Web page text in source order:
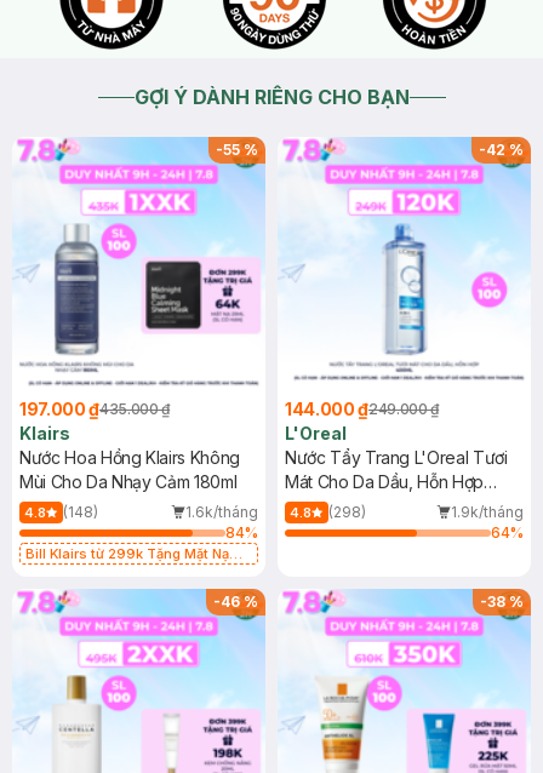
GỢI Ý DÀNH RIÊNG CHO BẠN
-55%
197.000 ₫435.000 ₫
Klairs
Nước Hoa Hồng Klairs Không
Mùi Cho Da Nhạy Cảm 180ml
4.8 (148)
1.6k/tháng
84%
Bill Klairs từ 299k Tặng Mặt Nạ
25ml (SL Có Hạn)
-42%
144.000 ₫249.000 ₫
L'Oreal
Nước Tẩy Trang L'Oreal Tươi
Mát Cho Da Dầu, Hỗn Hợp
400ml
4.8 (298)
1.9k/tháng
64%
-46% -38%